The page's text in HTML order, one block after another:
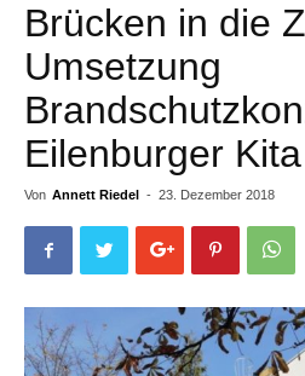
Brücken in die
Umsetzung
Eilenburger Kita
Von Annett Riedel - 23. Dezember 2018